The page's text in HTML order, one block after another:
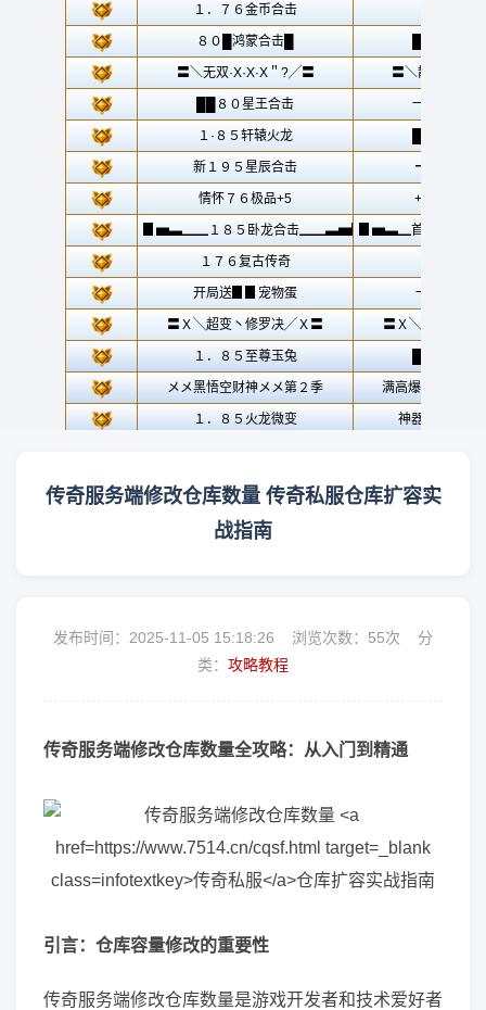
传奇服务端修改仓库数量 传奇私服仓库扩容实
战指南
发布时间：2025-11-05 15:18:26 浏览次数： 55次 分
类： 攻略教程
传奇服务端修改仓库数量全攻略：从入门到精通
引言：仓库容量修改的重要性
传奇服务端修改仓库数量是游戏开发者和技术爱好者